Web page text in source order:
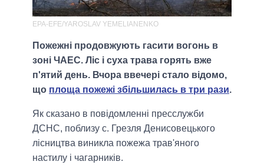
EPA-EFE/YAROSLAV YEMELIANENKO
Пожежні продовжують гасити вогонь в
зоні ЧАЕС. Ліс і суха трава горять вже
п'ятий день. Вчора ввечері стало відомо,
що площа пожежі збільшилась в три рази.
Як сказано в повідомленні пресслужби
ДСНС, поблизу с. Грезля Денисовецького
лісництва виникла пожежа трав'яного
настилу і чагарників.